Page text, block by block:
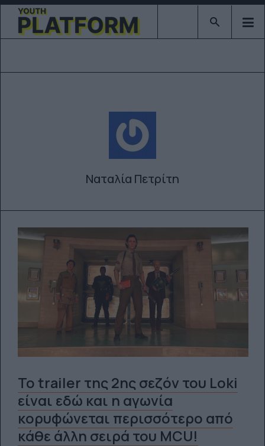
Type 2 or
Ναταλία Πετρίτη
Το trailer της 2ης σεζόν του Loki
είναι εδώ και η αγωνία
κορυφώνεται περισσότερο από
κάθε άλλη σειρά του MCU!